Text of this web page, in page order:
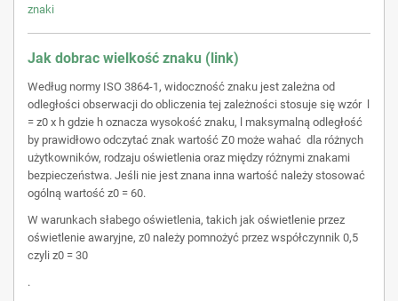
znaki
Jak dobrac wielkość znaku (link)
Według normy ISO 3864-1, widoczność znaku jest zależna od
odległości obserwacji do obliczenia tej zależności stosuje się wzór l
= z0 x h gdzie h oznacza wysokość znaku, l maksymalną odległość
by prawidłowo odczytać znak wartość Z0 może wahać dla różnych
użytkowników, rodzaju oświetlenia oraz między różnymi znakami
bezpieczeństwa. Jeśli nie jest znana inna wartość należy stosować
ogólną wartość z0 = 60.
W warunkach słabego oświetlenia, takich jak oświetlenie przez
oświetlenie awaryjne, z0 należy pomnożyć przez współczynnik 0,5
czyli z0 = 30
.